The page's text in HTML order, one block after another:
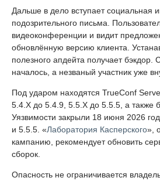
Дальше в дело вступает социальная
подозрительного письма.
видеоконференции и видит
обновлённую версию клиента.
полезного апдейта получает
началось, а незваный участник уже
Под ударом находятся TrueConf
5.4.X до 5.4.9, 5.5.X до 5.5.5, а также
Уязвимости закрыли 18 июня 2026
и 5.5.5. «Лаборатория Касперского»,
кампанию, рекомендует обновить
сборок.
Опасность не ограничивается